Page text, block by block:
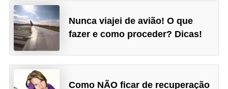
Nunca viajei de avião! O que
fazer e como proceder? Dicas!
Como NÃO ficar de recuperação